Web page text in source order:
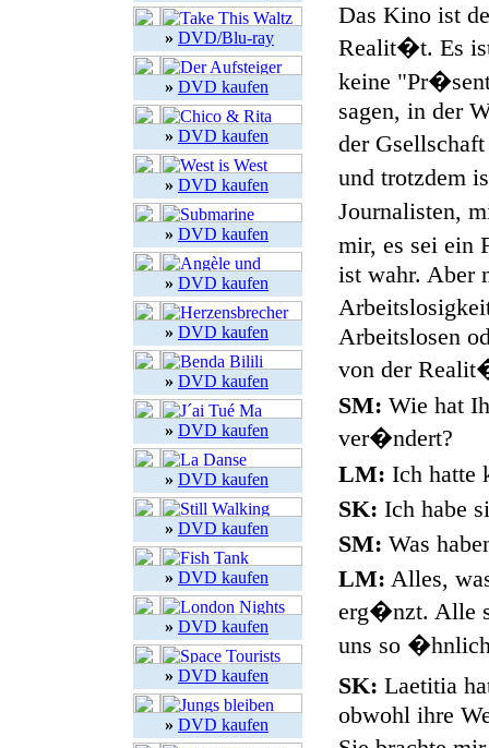
» DVD/Blu-ray
» DVD kaufen
» DVD kaufen
» DVD kaufen
» DVD kaufen
» DVD kaufen
» DVD kaufen
» DVD kaufen
» DVD kaufen
» DVD kaufen
» DVD kaufen
» DVD kaufen
» DVD kaufen
» DVD kaufen
» DVD kaufen
Das Kino ist
Realit�t. Es
keine
sagen, in der
der
und trotzdem
Journalisten,
mir, es sei ein
ist wahr. Aber
Arbeitslosen
von der
SM: Wie hat
ver�ndert?
LM: Ich hatte
SK: Ich habe
SM: Was
LM: Alles,
erg�nzt. Alle
uns so
SK: Laetitia
obwohl ihre